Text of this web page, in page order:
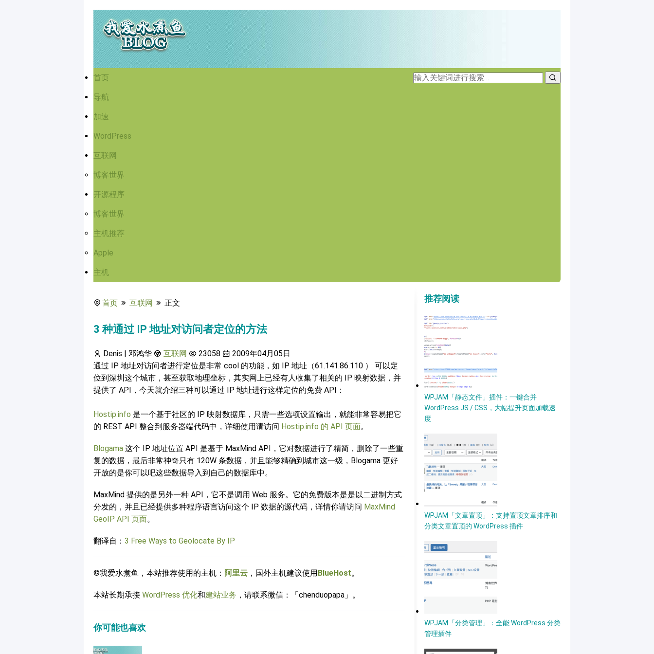
首页
导航
加速
WordPress
互联网
博客世界
开源程序
博客世界
主机推荐
Apple
主机
首页 互联网 正文
3 种通过 IP 地址对访问者定位的方法
Denis | 邓鸿华 互联网 23058
2009年04月05日
通过 IP 地址对访问者进行定位是非常 cool 的功能，如 IP 地址（61.141.86.110 ） 可以定
位到深圳这个城市，甚至获取地理坐标，其实网上已经有人收集了相关的 IP 映射数据，并
提供了 API，今天就介绍三种可以通过 IP 地址进行这样定位的免费 API：
Hostip.info 是一个基于社区的 IP 映射数据库，只需一些选项设置输出，就能非常容易把它
的 REST API 整合到服务器端代码中，详细使用请访问 Hostip.info 的 API 页面。
Blogama 这个 IP 地址位置 API 是基于 MaxMind API，它对数据进行了精简，删除了一些重
复的数据，最后非常神奇只有 120W 条数据，并且能够精确到城市这一级，Blogama 更好
开放的是你可以吧这些数据导入到自己的数据库中。
MaxMind 提供的是另外一种 API，它不是调用 Web 服务。它的免费版本是是以二进制方式
分发的，并且已经提供多种程序语言访问这个 IP 数据的源代码，详情你请访问 MaxMind
GeoIP API 页面。
翻译自： 3 Free Ways to Geolocate By IP
©我爱水煮鱼，本站推荐使用的主机： 阿里云 ，国外主机建议使用BlueHost。
本站长期承接 WordPress 优化和建站业务 ，请联系微信：「chenduopapa」。
你可能也喜欢
推荐阅读
WPJAM「静态文件」插件：一键合并
WordPress JS / CSS，大幅提升页面加载速
度
WPJAM「文章置顶」：支持置顶文章排序和
分类文章置顶的 WordPress 插件
WPJAM「分类管理」：全能 WordPress 分类
管理插件